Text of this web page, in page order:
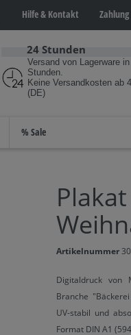
Hilfe & Kontakt
24 Stunden
Versand von Lagerware
Stunden.
Keine Versandkosten ab
(DE)
% Sale
Artikelnummer
Digitaldruck von
Branche
UV-stabil und
Format DIN A1